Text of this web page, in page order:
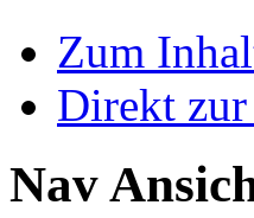
Zum
Direkt
Nav